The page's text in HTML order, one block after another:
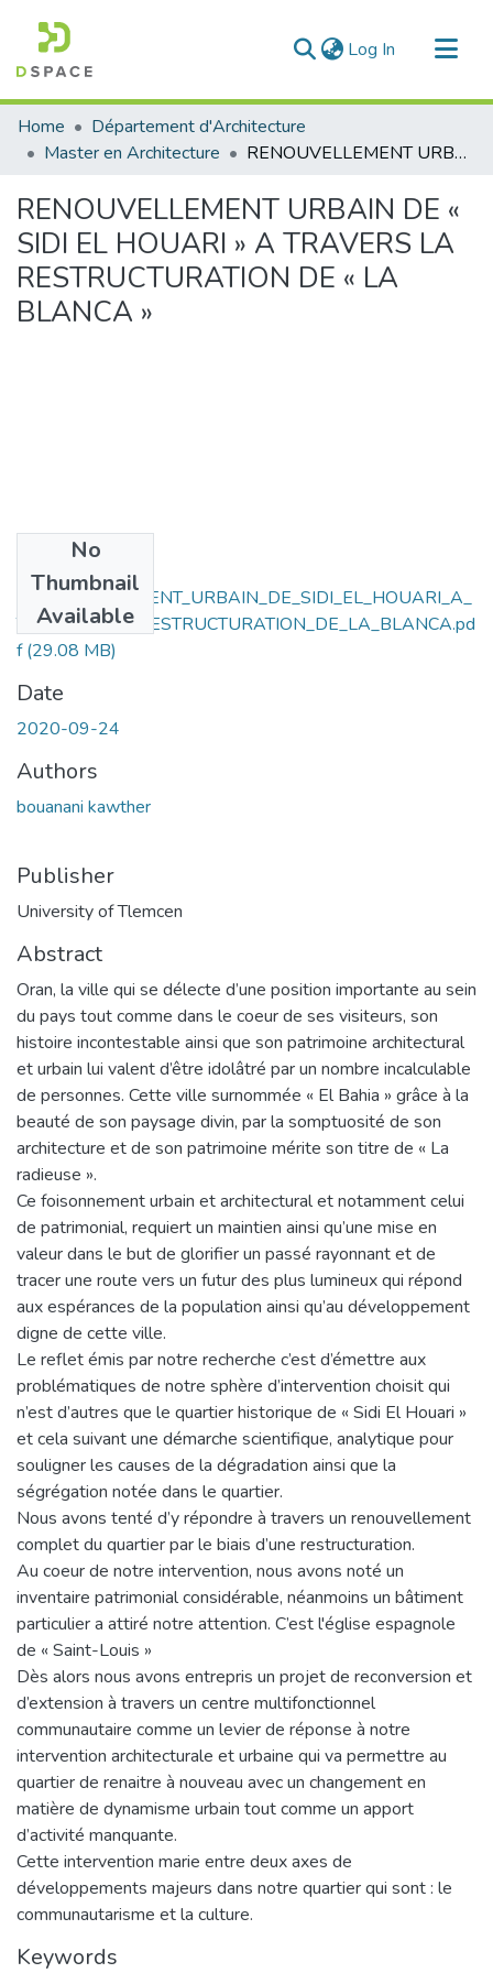
Log In (current)
Communities & Collections
All of DSpace
Home
Département d'Architecture
Master en Architecture
RENOUVELLEMENT URBAIN DE « SIDI EL HOUARI » A TRAVERS LA RESTRUCTURATION DE « LA BLANCA »
RENOUVELLEMENT URBAIN DE «
SIDI EL HOUARI » A TRAVERS LA
RESTRUCTURATION DE « LA
BLANCA »
No
Thumbnail
Available
RENOUVELLEMENT_URBAIN_DE_SIDI_EL_HOUARI_A_
TRAVERS_LA_RESTRUCTURATION_DE_LA_BLANCA.pd
f(29.08 MB)
Date
2020-09-24
Authors
bouanani kawther
Publisher
University of Tlemcen
Abstract
Oran, la ville qui se délecte d’une position importante au sein
du pays tout comme dans le coeur de ses visiteurs, son
histoire incontestable ainsi que son patrimoine architectural
et urbain lui valent d’être idolâtré par un nombre incalculable
de personnes. Cette ville surnommée « El Bahia » grâce à la
beauté de son paysage divin, par la somptuosité de son
architecture et de son patrimoine mérite son titre de « La
radieuse ».
Ce foisonnement urbain et architectural et notamment celui
de patrimonial, requiert un maintien ainsi qu’une mise en
valeur dans le but de glorifier un passé rayonnant et de
tracer une route vers un futur des plus lumineux qui répond
aux espérances de la population ainsi qu’au développement
digne de cette ville.
Le reflet émis par notre recherche c’est d’émettre aux
problématiques de notre sphère d’intervention choisit qui
n’est d’autres que le quartier historique de « Sidi El Houari »
et cela suivant une démarche scientifique, analytique pour
souligner les causes de la dégradation ainsi que la
ségrégation notée dans le quartier.
Nous avons tenté d’y répondre à travers un renouvellement
complet du quartier par le biais d’une restructuration.
Au coeur de notre intervention, nous avons noté un
inventaire patrimonial considérable, néanmoins un bâtiment
particulier a attiré notre attention. C’est l'église espagnole
de « Saint-Louis »
Dès alors nous avons entrepris un projet de reconversion et
d’extension à travers un centre multifonctionnel
communautaire comme un levier de réponse à notre
intervention architecturale et urbaine qui va permettre au
quartier de renaitre à nouveau avec un changement en
matière de dynamisme urbain tout comme un apport
d’activité manquante.
Cette intervention marie entre deux axes de
développements majeurs dans notre quartier qui sont : le
communautarisme et la culture.
Keywords